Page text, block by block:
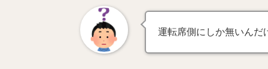
運転席側にしか無いんだ